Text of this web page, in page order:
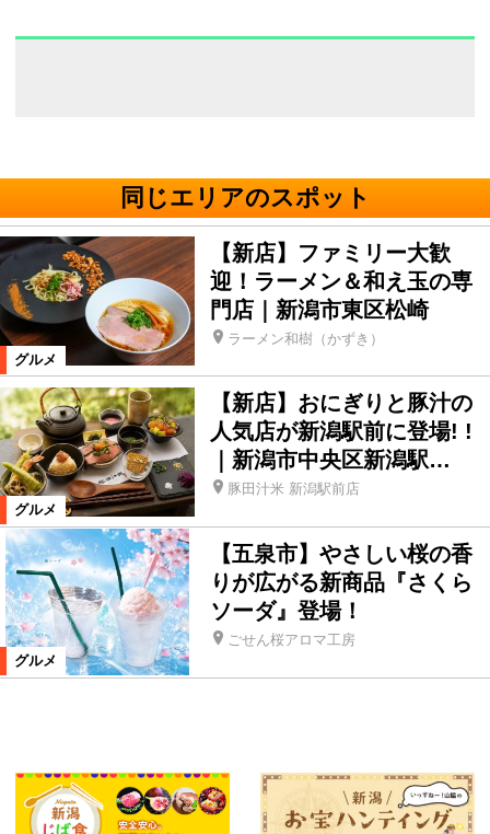
同じエリアのスポット
グルメ
【新店】ファミリー大歓
迎！ラーメン＆和え玉の専
門店｜新潟市東区松崎
ラーメン和樹（かずき）
グルメ
【新店】おにぎりと豚汁の
人気店が新潟駅前に登場! !
｜新潟市中央区新潟駅…
豚田汁米 新潟駅前店
グルメ
【五泉市】やさしい桜の香
りが広がる新商品『さくら
ソーダ』登場！
ごせん桜アロマ工房